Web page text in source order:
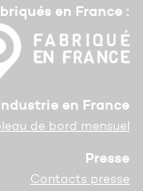
en France :
en France
de bord mensuel
Presse
Contacts presse